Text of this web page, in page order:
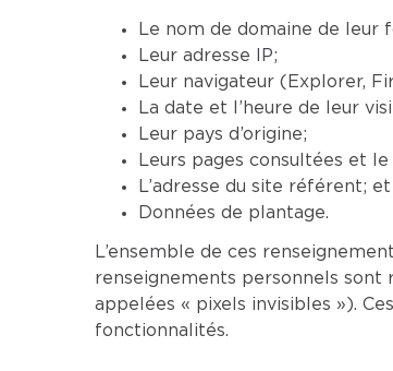
Le nom de domaine de leur
Leur adresse IP;
Leur navigateur (Explorer,
La date et l’heure de leur
Leur pays d’origine;
Leurs pages consultées et
L’adresse du site référent; et
Données de plantage.
L’ensemble de ces
renseignements personnels
appelées « pixels invisibles »).
fonctionnalités.